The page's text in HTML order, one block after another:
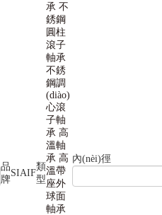
品
牌
SIAIF
類
型
承 不
銹鋼
圓柱
滾子
軸承
不銹
鋼調
(diào)
心滾
子軸
承 高
溫軸
承 高
溫帶
座外
球面
軸承
內(nèi)徑